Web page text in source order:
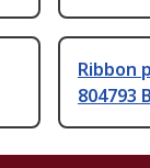
Ribbon
804793